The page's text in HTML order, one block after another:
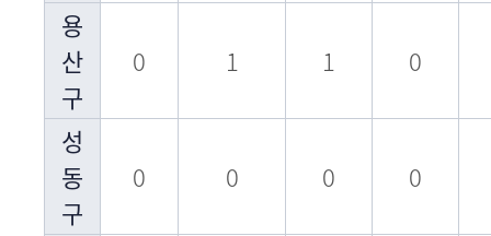
용
산
구
0 1 1 0
성
동
구
0 0 0 0